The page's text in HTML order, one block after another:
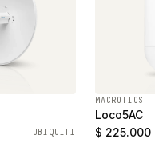
UBIQUITI
MACROTICS
Loco5AC
$ 225.000